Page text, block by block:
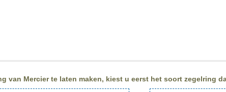
van Mercier te laten maken, kiest u eerst het soort zegelring